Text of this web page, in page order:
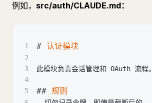
例如， src/auth/CLAUDE.md：
1 # 认证模块
2
3
此模块负责会话管理和 OAuth 流程。
4
5
## 规则